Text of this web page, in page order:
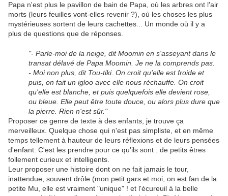
Papa n'est plus le pavillon de bain de Papa, où les arbres ont l'air
morts (leurs feuilles vont-elles revenir ?), où les choses les plus
mystérieuses sortent de leurs cachettes... Un monde où il y a
plus de questions que de réponses.
"- Parle-moi de la neige, dit Moomin en s'asseyant dans le
transat délavé de Papa Moomin. Je ne la comprends pas.
- Moi non plus, dit Tou-tiki. On croit qu'elle est froide et
puis, on fait un igloo avec elle nous réchauffe. On croit
qu'elle est blanche, et puis quelquefois elle devient rose,
ou bleue. Elle peut être toute douce, ou alors plus dure que
la pierre. Rien n'est sûr."
Proposer ce genre de texte à des enfants, je trouve ça
merveilleux. Quelque chose qui n'est pas simpliste, et en même
temps tellement à hauteur de leurs réflexions et de leurs pensées
d'enfant. C'est les prendre pour ce qu'ils sont : de petits êtres
follement curieux et intelligents.
Leur proposer une histoire dont on ne fait jamais le tour,
inattendue, souvent drôle (mon petit gars et moi, on est fan de la
petite Mu, elle est vraiment "unique" ! et l'écureuil à la belle